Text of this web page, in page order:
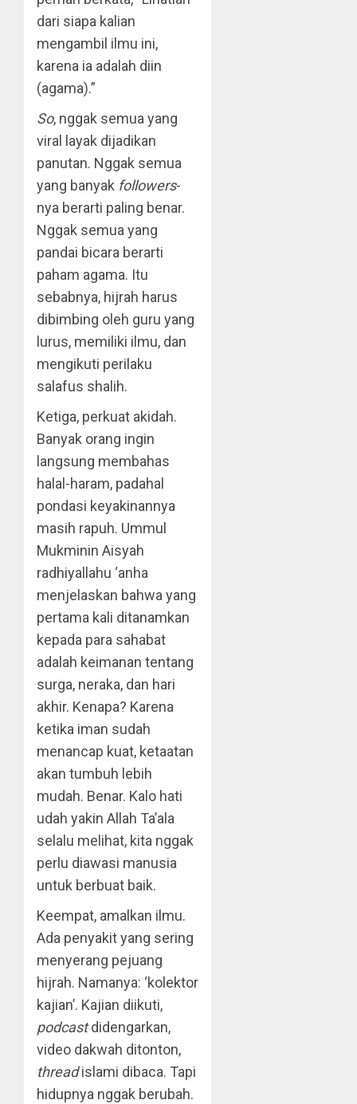
dari siapa kalian
mengambil ilmu ini,
karena ia adalah diin
(agama).”
So, nggak semua yang
viral layak dijadikan
panutan. Nggak semua
yang banyak followers-
nya berarti paling benar.
Nggak semua yang
pandai bicara berarti
paham agama. Itu
sebabnya, hijrah harus
dibimbing oleh guru yang
lurus, memiliki ilmu, dan
mengikuti perilaku
salafus shalih.
Ketiga, perkuat akidah.
Banyak orang ingin
langsung membahas
halal-haram, padahal
pondasi keyakinannya
masih rapuh. Ummul
Mukminin Aisyah
radhiyallahu ‘anha
menjelaskan bahwa yang
pertama kali ditanamkan
kepada para sahabat
adalah keimanan tentang
surga, neraka, dan hari
akhir. Kenapa? Karena
ketika iman sudah
menancap kuat, ketaatan
akan tumbuh lebih
mudah. Benar. Kalo hati
udah yakin Allah Ta’ala
selalu melihat, kita nggak
perlu diawasi manusia
untuk berbuat baik.
Keempat, amalkan ilmu.
Ada penyakit yang sering
menyerang pejuang
hijrah. Namanya: ‘kolektor
kajian’. Kajian diikuti,
podcastdidengarkan,
video dakwah ditonton,
threadislami dibaca. Tapi
hidupnya nggak berubah.